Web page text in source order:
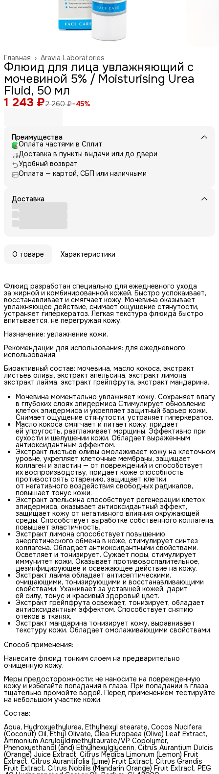
Aravia Laboratories
Главная ›
Флюид для лица увлажняющий с
мочевиной 5% / Moisturising Urea
Fluid, 50 мл
1 243 ₽2 260 ₽−45%
Преимущества
Оплата частями в Сплит
Доставка в пункты выдачи или до двери
Удобный возврат
Оплата — картой, СБП или наличными
Доставка
О товаре Характеристики
Флюид разработан специально для ежедневного ухода
за жирной и комбинированной кожей. Быстро успокаивает,
восстанавливает и смягчает кожу. Мочевина оказывает
увлажняющее действие, снимает ощущение стянутости,
устраняет гиперкератоз. Легкая текстура флюида быстро
впитывается, не перегружая кожу.
Назначение: увлажнение кожи.
Рекомендации для использования: для ежедневного
использования.
Биоактивный состав: мочевина, масло кокоса, экстракт
листьев оливы, экстракт апельсина, экстракт лимона,
экстракт лайма, экстракт грейпфрута, экстракт мандарина.
Мочевина моментально увлажняет кожу. Сохраняет влагу
в глубоких слоях эпидермиса Стимулирует обновление
клеток эпидермиса и укрепляет защитный барьер кожи.
Снимает ощущение стянутости, устраняет гиперкератоз.
Масло кокоса смягчает и питает кожу, придает
ей упругость, разглаживает морщины. Эффективно при
сухости и шелушении кожи. Обладает выраженным
антиоксидантным эффектом.
Экстракт листьев оливы омолаживает кожу на клеточном
уровне, укрепляет клеточные мембраны, защищает
коллаген и эластин — от повреждений и способствует
их воспроизводству, придает коже способность
противостоять старению, защищает клетки
от негативного воздействия свободных радикалов,
повышает тонус кожи.
Экстракт апельсина способствует регенерации клеток
эпидермиса, оказывает антиоксидантный эффект,
защищает кожу от негативного влияния окружающей
среды. Способствует выработке собственного коллагена,
повышает эластичность.
Экстракт лимона способствует повышению
энергетического обмена в коже, стимулирует синтез
коллагена. Обладает антиоксидантными свойствами.
Осветляет и тонизирует. Сужает поры, стимулирует
иммунитет кожи. Оказывает противовоспалительное,
дезинфицирующее и освежающее действие на кожу.
Экстракт лайма обладает антисептическими,
очищающими, тонизирующими и восстанавливающими
свойствами. Ухаживает за уставшей кожей, дарит
ей силу, тонус и красивый здоровый цвет.
Экстракт грейпфрута освежает, тонизирует, обладает
антиоксидантным эффектом. Способствует снятию
отеков в тканях.
Экстракт мандарина тонизирует кожу, выравнивает
текстуру кожи. Обладает омолаживающими свойствами.
Способ применения:
Нанесите флюид тонким слоем на предварительно
очищенную кожу.
Меры предосторожности: не наносите на поврежденную
кожу и избегайте попадания в глаза. При попадании в глаза
тщательно промойте водой. Перед применением тестируйте
на небольшом участке кожи.
Состав:
Аqua, Hydroxyethylurea, Ethylhexyl stearate, Cocos Nucifera
(Coconut) Oil, Ethyl Olivate, Olea Europaea (Olive) Leaf Extract,
Ammonium Acryloyldimethyltaurate/VP Copolymer,
Phenoxyethanol (and) Ethylhexylglycerin, Citrus Aurantium Dulcis
(Orange) Juice Extract, Citrus Medica Limonum (Lemon) Fruit
Extract, Citrus Aurantifolia (Lime) Fruit Extract, Citrus Grandis
Fruit Extract, Citrus Nobilis (Mandarin Orange) Fruit Extract, PEG